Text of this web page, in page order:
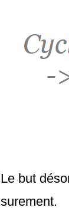
Le but
surement.